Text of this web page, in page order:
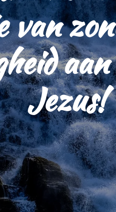
van
Jezus!